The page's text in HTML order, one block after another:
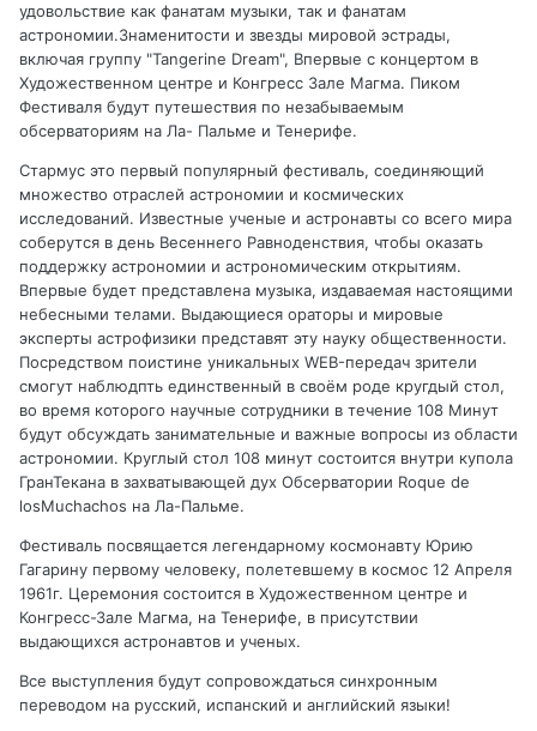
удовольствие как фанатам музыки, так и фанатам
астрономии.Знаменитости и звезды мировой эстрады,
включая группу "Tangerine Dream", Впервые с концертом в
Художественном центре и Конгресс Зале Магма. Пиком
Фестиваля будут путешествия по незабываемым
обсерваториям на Ла- Пальме и Тенерифе.
Стармус это первый популярный фестиваль, соединяющий
множество отраслей астрономии и космических
исследований. Известные ученые и астронавты со всего мира
соберутся в день Весеннего Равноденствия, чтобы оказать
поддержку астрономии и астрономическим открытиям.
Впервые будет представлена музыка, издаваемая настоящими
небесными телами. Выдающиеся ораторы и мировые
эксперты астрофизики представят эту науку общественности.
Посредством поистине уникальных WEB-передач зрители
смогут наблюдпть единственный в своём роде кругдый стол,
во время которого научные сотрудники в течение 108 Минут
будут обсуждать занимательные и важные вопросы из области
астрономии. Круглый стол 108 минут состоится внутри купола
ГранТекана в захватывающей дух Обсерватории Roque de
losMuchachos на Ла-Пальме.
Фестиваль посвящается легендарному космонавту Юрию
Гагарину первому человеку, полетевшему в космос 12 Апреля
1961г. Церемония состоится в Художественном центре и
Конгресс-Зале Магма, на Тенерифе, в присутствии
выдающихся астронавтов и ученых.
Все выступления будут сопровождаться синхронным
переводом на русский, испанский и английский языки!